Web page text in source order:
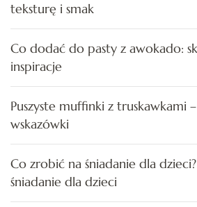
teksturę i smak
Co dodać do pasty z awokado:
inspiracje
Puszyste muffinki z truskawkami
wskazówki
Co zrobić na śniadanie dla
śniadanie dla dzieci